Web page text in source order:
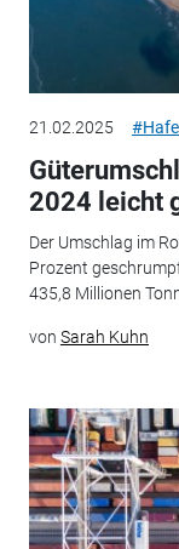
21.02.2025
2024 leicht
Der Umschlag im
Prozent
435,8 Millionen
von Sarah Kuhn